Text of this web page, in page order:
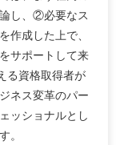
し、②必要なス
作成した上で、
サポートして来
る資格取得者が
ネス変革のパー
ッショナルとし
。